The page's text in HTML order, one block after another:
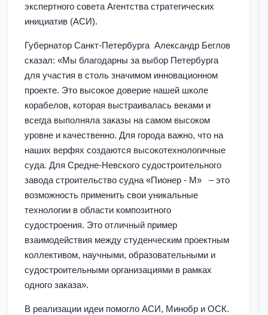
экспертного совета Агентства стратегических
инициатив (АСИ).
Губернатор Санкт-Петербурга Александр Беглов
сказал: «Мы благодарны за выбор Петербурга
для участия в столь значимом инновационном
проекте. Это высокое доверие нашей школе
корабелов, которая выстраивалась веками и
всегда выполняла заказы на самом высоком
уровне и качественно. Для города важно, что на
наших верфях создаются высокотехнологичные
суда. Для Средне-Невского судостроительного
завода строительство судна «Пионер - М»
– это
возможность применить свои уникальные
технологии в области композитного
судостроения. Это отличный пример
взаимодействия между студенческим проектным
коллективом, научными, образовательными и
судостроительными организациями в рамках
одного заказа».
В реализации идеи помогло АСИ, Минобр и ОСК.